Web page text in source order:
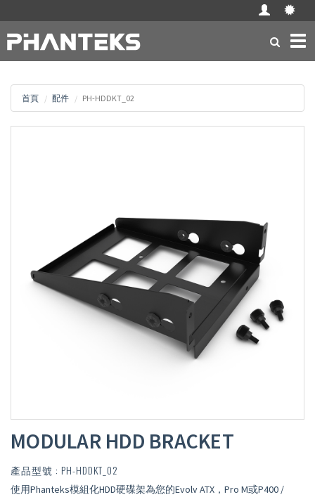
首頁 配件 PH-HDDKT_02
MODULAR HDD BRACKET
產品型號 : PH-HDDKT_02
使用Phanteks模組化HDD硬碟架為您的Evolv ATX，Pro M或P400 /